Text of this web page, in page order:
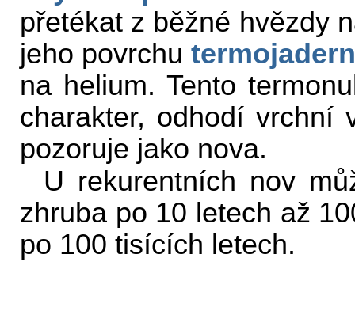
přetékat z běžné hvězdy
jeho povrchu
na helium. Tento
charakter, odhodí vrchní
pozoruje jako nova.
U rekurentních nov
zhruba po 10 letech až
po 100 tisících letech.